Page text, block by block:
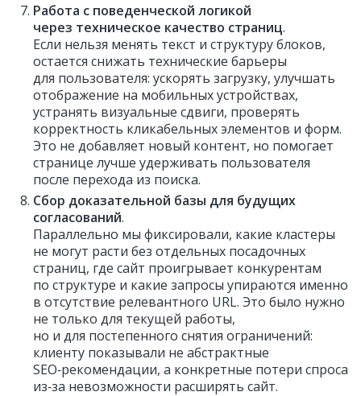
Работа с поведенческой логикой
через техническое качество страниц.
Если нельзя менять текст и структуру блоков,
остается снижать технические барьеры
для пользователя: ускорять загрузку, улучшать
отображение на мобильных устройствах,
устранять визуальные сдвиги, проверять
корректность кликабельных элементов и форм.
Это не добавляет новый контент, но помогает
странице лучше удерживать пользователя
после перехода из поиска.
Сбор доказательной базы для будущих
согласований.
Параллельно мы фиксировали, какие кластеры
не могут расти без отдельных посадочных
страниц, где сайт проигрывает конкурентам
по структуре и какие запросы упираются именно
в отсутствие релевантного URL. Это было нужно
не только для текущей работы,
но и для постепенного снятия ограничений:
клиенту показывали не абстрактные
SEO‑рекомендации, а конкретные потери спроса
из‑за невозможности расширять сайт.